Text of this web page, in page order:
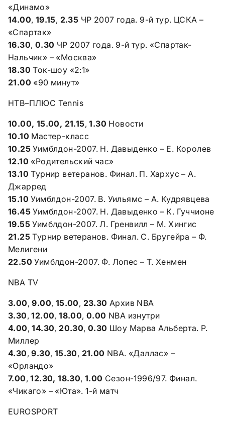
«Динамо»
14.00, 19.15, 2.35 ЧР 2007 года. 9-й тур. ЦСКА –
«Спартак»
16.30, 0.30 ЧР 2007 года. 9-й тур. «Спартак-
Нальчик» – «Москва»
18.30 Ток-шоу «2:1»
21.00 «90 минут»
НТВ–ПЛЮС Tennis
10.00, 15.00, 21.15, 1.30 Новости
10.10 Мастер-класс
10.25 Уимблдон-2007. Н. Давыденко – Е. Королев
12.10 «Родительский час»
13.10 Турнир ветеранов. Финал. П. Хархус – А.
Джарред
15.10 Уимблдон-2007. В. Уильямс – А. Кудрявцева
16.45 Уимблдон-2007. Н. Давыденко – К. Гуччионе
19.55 Уимблдон-2007. Л. Гренвилл – М. Хингис
21.25 Турнир ветеранов. Финал. С. Бругейра – Ф.
Мелигени
22.50 Уимблдон-2007. Ф. Лопес – Т. Хенмен
NBA TV
3.00, 9.00, 15.00, 23.30 Архив NBA
3.30, 12.00, 18.00, 0.00 NBA изнутри
4.00, 14.30, 20.30, 0.30 Шоу Марва Альберта. Р.
Миллер
4.30, 9.30, 15.30, 21.00 NBA. «Даллас» –
«Орландо»
7.00, 12.30, 18.30, 1.00 Сезон-1996/97. Финал.
«Чикаго» – «Юта». 1-й матч
EUROSPORT